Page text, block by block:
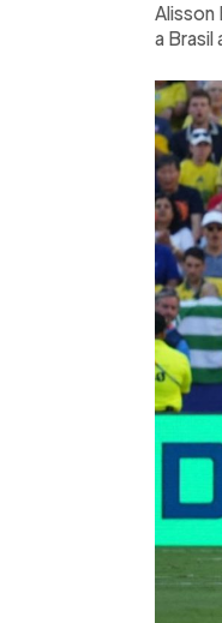
Alisson
a Brasil